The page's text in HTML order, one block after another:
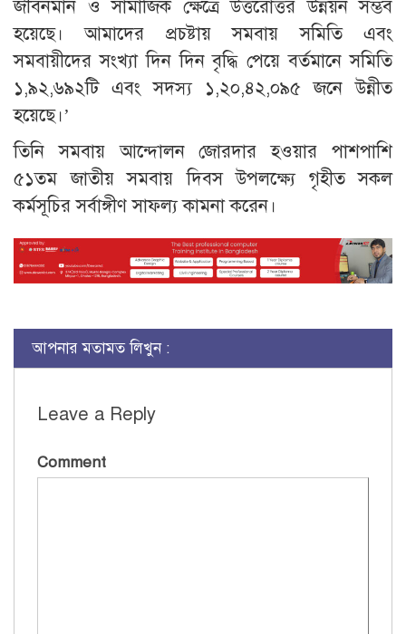
জীবনমান ও সামাজিক ক্ষেত্রে উত্তরোত্তর উন্নয়ন সম্ভব
হয়েছে। আমাদের প্রচষ্টায় সমবায় সমিতি এবং
সমবায়ীদের সংখ্যা দিন দিন বৃদ্ধি পেয়ে বর্তমানে সমিতি
১,৯২,৬৯২টি এবং সদস্য ১,২০,৪২,০৯৫ জনে উন্নীত
হয়েছে।’
তিনি সমবায় আন্দোলন জোরদার হওয়ার পাশপাশি
৫১তম জাতীয় সমবায় দিবস উপলক্ষ্যে গৃহীত সকল
কর্মসূচির সর্বাঙ্গীণ সাফল্য কামনা করেন।
আপনার মতামত লিখুন :
Leave a Reply
Comment